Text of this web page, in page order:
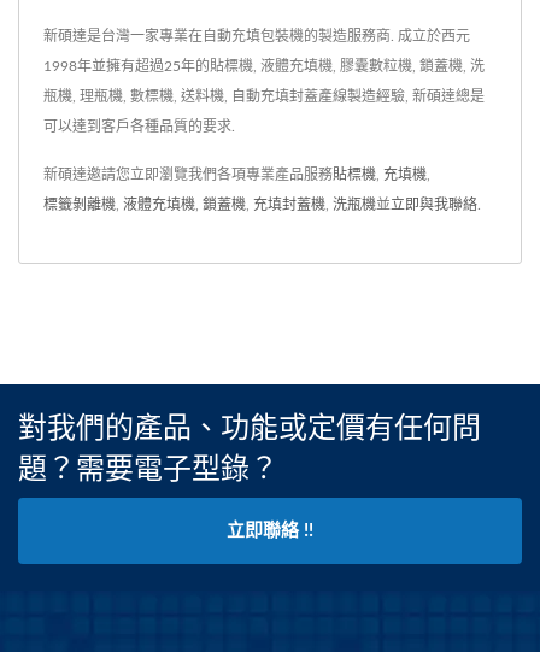
新碩達是台灣一家專業在自動充填包裝機的製造服務商. 成立於西元
1998年並擁有超過25年的貼標機, 液體充填機, 膠囊數粒機, 鎖蓋機, 洗
瓶機, 理瓶機, 數標機, 送料機, 自動充填封蓋產線製造經驗, 新碩達總是
可以達到客戶各種品質的要求.
新碩達邀請您立即瀏覽我們各項專業產品服務貼標機 充填機
標籤剝離機 液體充填機 鎖蓋機 充填封蓋機 洗瓶機並立即與我聯絡
對我們的產品、功能或定價有任何問
題？需要電子型錄？
立即聯絡 !!